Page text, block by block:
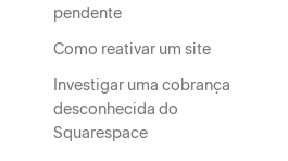
pendente
Como reativar um site
Investigar uma cobrança
desconhecida do
Squarespace